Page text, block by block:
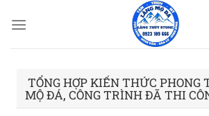
qua
TỔNG HỢP KIẾN THỨC PHONG
MỘ ĐÁ, CÔNG TRÌNH ĐÃ THI